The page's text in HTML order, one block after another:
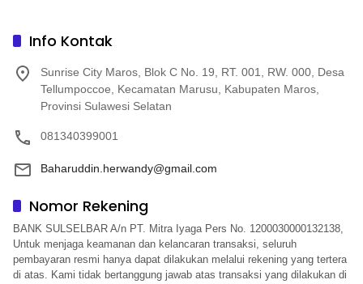
Info Kontak
Sunrise City Maros, Blok C No. 19, RT. 001, RW. 000, Desa
Tellumpoccoe, Kecamatan Marusu, Kabupaten Maros,
Provinsi Sulawesi Selatan
081340399001
Baharuddin.herwandy@gmail.com
Nomor Rekening
BANK SULSELBAR A/n PT. Mitra Iyaga Pers No. 1200030000132138,
Untuk menjaga keamanan dan kelancaran transaksi, seluruh
pembayaran resmi hanya dapat dilakukan melalui rekening yang tertera
di atas. Kami tidak bertanggung jawab atas transaksi yang dilakukan di